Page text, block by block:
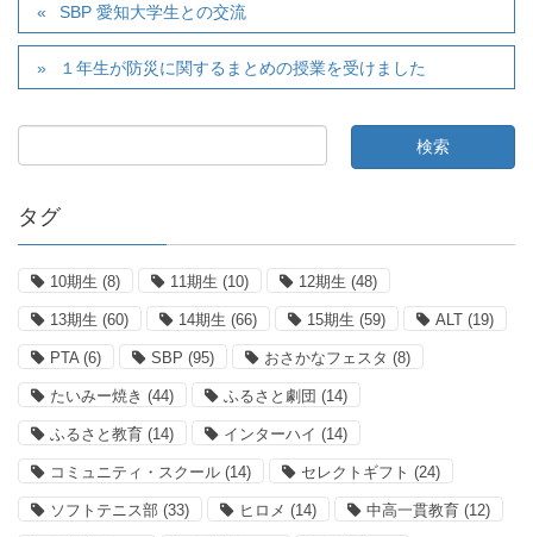
SBP 愛知大学生との交流
１年生が防災に関するまとめの授業を受けました
タグ
10期生 (8) 11期生 (10) 12期生 (48)
13期生 (60) 14期生 (66) 15期生 (59) ALT (19)
PTA (6) SBP (95) おさかなフェスタ (8)
たいみー焼き (44) ふるさと劇団 (14)
ふるさと教育 (14) インターハイ (14)
コミュニティ・スクール (14) セレクトギフト (24)
ソフトテニス部 (33) ヒロメ (14) 中高一貫教育 (12)